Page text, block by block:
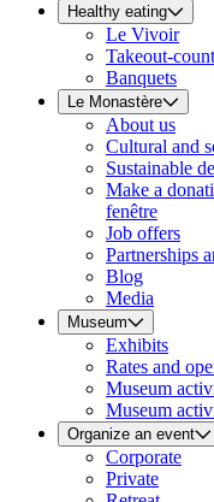
Healthy eating
Le Vivoir
Takeout-
Banquets
Le Monastère
About us
Cultural and
Sustainable
Make a
fenêtre
Job offers
Partnerships
Blog
Media
Museum
Exhibits
Rates and
Museum
Museum
Organize an event
Corporate
Private